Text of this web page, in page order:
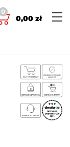
0
0,00 zł